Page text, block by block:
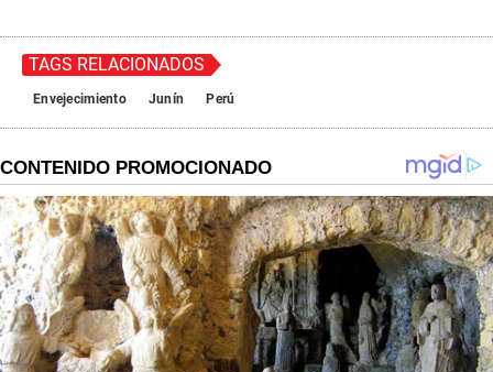
TAGS RELACIONADOS
Envejecimiento Junín Perú